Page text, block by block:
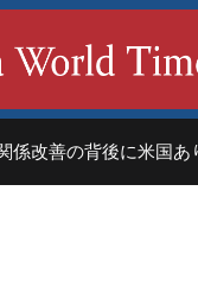
改善の背後に米国あり